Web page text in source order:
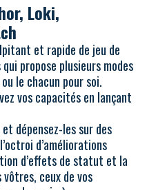
Loki,
et rapide de jeu de
propose plusieurs modes
le chacun pour soi.
vos capacités en lançant
dépensez-les sur des
d’améliorations
d’effets de statut et la
ceux de vos